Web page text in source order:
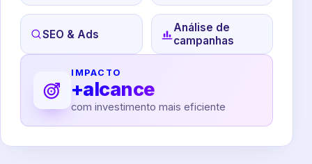
SEO & Ads
Análise de
campanhas
IMPACTO
+alcance
com investimento mais eficiente